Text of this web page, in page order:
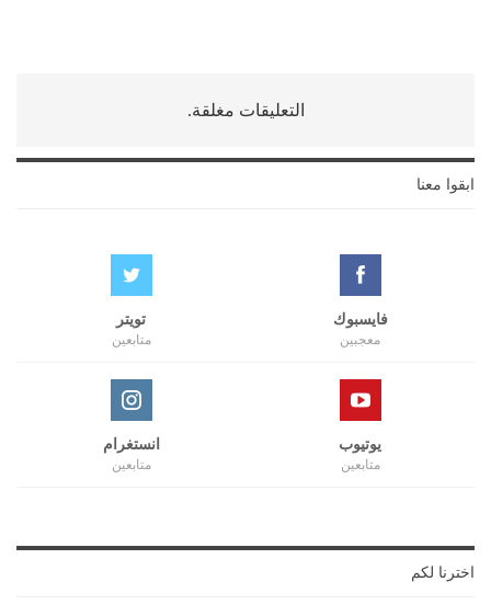
التعليقات مغلقة.
ابقوا معنا
فايسبوك
معجبين
تويتر
متابعين
يوتيوب
متابعين
انستغرام
متابعين
اخترنا لكم